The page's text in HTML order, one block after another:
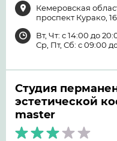
Кемеровская
проспект Курако, 16
Вт, Чт: с 14:00 до
Ср, Пт, Сб: с 09:00
Студия
эстетической
master